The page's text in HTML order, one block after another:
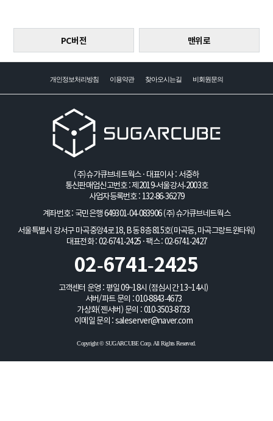
PC버전 맨위로
개인정보처리방침 이용약관 찾아오시는길 비회원문의
(주)슈가큐브네트웍스 · 대표이사 : 서중하
통신판매업신고번호 : 제2019-서울강서-2003호
사업자등록번호 : 132-86-36279
계좌번호 : 국민은행 649301-04-083906 (주)슈가큐브네트웍스
서울특별시 강서구 마곡중앙4로 18, B동 8층 815호(마곡동, 마곡그랑트윈타워)
대표전화 : 02-6741-2425 · 팩스 : 02-6741-2427
02-6741-2425
고객센터 운영 : 평일 09~18시 (점심시간 13~14시)
서버/파트 문의 :010-8843-4673
가상화(젠서버) 문의 : 010-3503-8733
이메일 문의 : saleserver@naver.com
Copyright © SUGARCUBE Corp. All Rights Reserved.